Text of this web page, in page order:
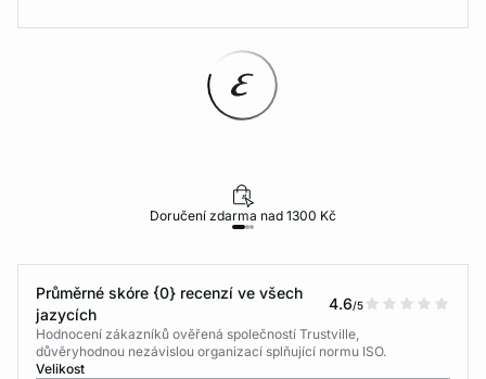
Doručení zdarma nad 1300 Kč
Průměrné skóre {0} recenzí ve všech
jazycích
4.6/5
Hodnocení zákazníků ověřená společností Trustville,
důvěryhodnou nezávislou organizací splňující normu ISO.
Velikost